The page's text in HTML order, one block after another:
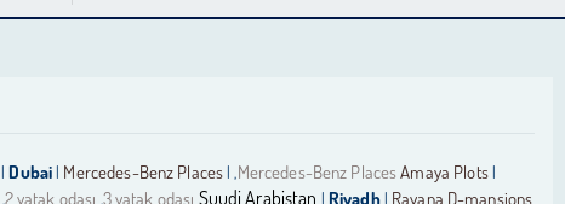
Dubai Mercedes-Benz Places | ,Mercedes-Benz PlacesAmaya Plots|
,2 yatak odası ,3 yatak odası Suudi Arabistan Riyadh| Rayana D-mansions